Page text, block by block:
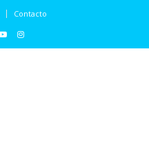
Contacto